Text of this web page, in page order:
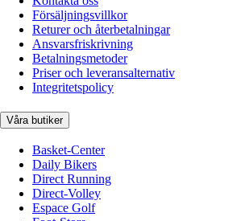
Försäljningsvillkor
Returer och återbetalningar
Ansvarsfriskrivning
Betalningsmetoder
Priser och leveransalternativ
Integritetspolicy
Våra butiker
Basket-Center
Daily Bikers
Direct Running
Direct-Volley
Espace Golf